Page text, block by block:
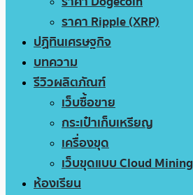
ราคา Ripple (XRP)
ปฏิทินเศรษฐกิจ
บทความ
รีวิวผลิตภัณฑ์
เว็บซื้อขาย
กระเป๋าเก็บเหรียญ
เครื่องขุด
เว็บขุดแบบ Cloud Mining
ห้องเรียน